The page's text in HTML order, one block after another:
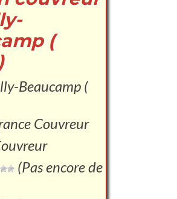
(
Beaucamp (
Couvreur
(Pas encore de